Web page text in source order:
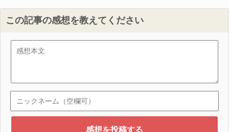
この記事の感想を教えてください